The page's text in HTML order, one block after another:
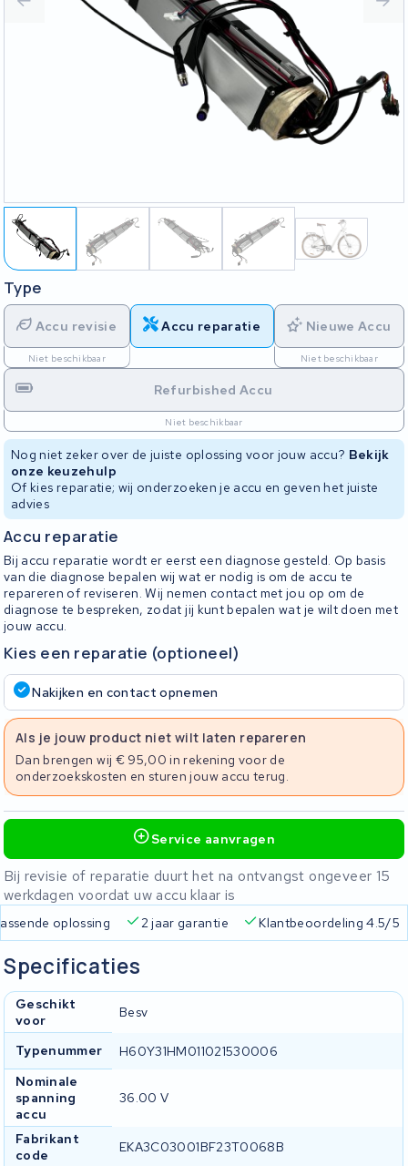
Type
Accu revisie
Niet beschikbaar
Accu reparatie Nieuwe Accu
Niet beschikbaar
Refurbished Accu
Niet beschikbaar
Nog niet zeker over de juiste oplossing voor jouw accu? Bekijk
onze keuzehulp
Of kies reparatie; wij onderzoeken je accu en geven het juiste
advies
Accu reparatie
Bij accu reparatie wordt er eerst een diagnose gesteld. Op basis
van die diagnose bepalen wij wat er nodig is om de accu te
repareren of reviseren. Wij nemen contact met jou op om de
diagnose te bespreken, zodat jij kunt bepalen wat je wilt doen met
jouw accu.
Kies een reparatie (optioneel)
Nakijken en contact opnemen
Als je jouw product niet wilt laten repareren
Dan brengen wij € 95,00 in rekening voor de
onderzoekskosten en sturen jouw accu terug.
Service aanvragen
Bij revisie of reparatie duurt het na ontvangst ongeveer 15
werkdagen voordat uw accu klaar is
Altijd een passende oplossing 2 jaar garantie
Specificaties
Geschikt
voor
Besv
Typenummer
H60Y31HM011021530006
Nominale
spanning
accu
36.00 V
Fabrikant
code
EKA3C03001BF23T0068B